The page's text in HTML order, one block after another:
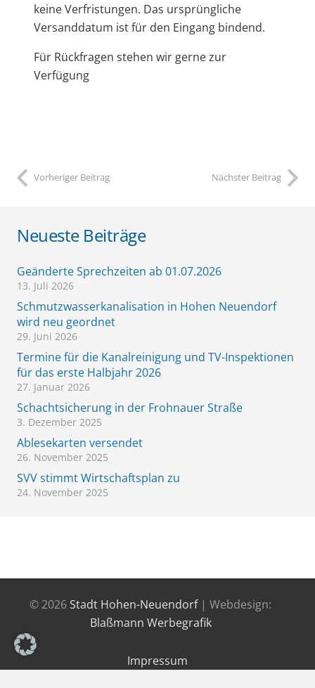
keine Verfristungen. Das ursprüngliche
Versanddatum ist für den Eingang bindend.
Für Rückfragen stehen wir gerne zur
Verfügung
Vorheriger Beitrag Nächster Beitrag
Neueste Beiträge
Geänderte Sprechzeiten ab 01.07.2026
13. Juli 2026
Schmutzwasserkanalisation in Hohen Neuendorf
wird neu geordnet
29. Juni 2026
Termine für die Kanalreinigung und TV-Inspektionen
für das erste Halbjahr 2026
27. Januar 2026
Schachtsicherung in der Frohnauer Straße
3. Dezember 2025
Ablesekarten versendet
26. November 2025
SVV stimmt Wirtschaftsplan zu
24. November 2025
© 2026Stadt Hohen-Neuendorf| Webdesign:
Blaßmann Werbegrafik
Impressum